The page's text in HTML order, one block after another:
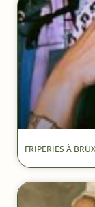
FRIPERIES À